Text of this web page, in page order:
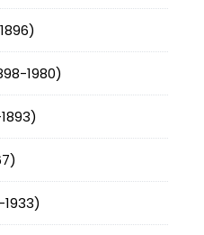
1980)